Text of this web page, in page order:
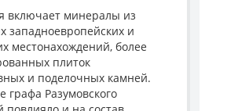
включает минералы из
западноевропейских и
местонахождений, более
плиток
и поделочных камней.
графа Разумовского